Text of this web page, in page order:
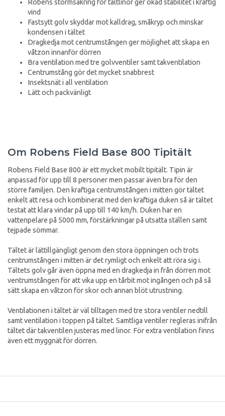
Robens stormsäkring för tältlinor ger ökad stabilitet i kraftig
vind
Fastsytt golv skyddar mot kalldrag, småkryp och minskar
kondensen i tältet
Dragkedja mot centrumstången ger möjlighet att skapa en
våtzon innanför dörren
Bra ventilation med tre golvventiler samt takventilation
Centrumstång gör det mycket snabbrest
Insektsnät i all ventilation
Lätt och packvänligt
Om Robens Field Base 800 Tipitält
Robens Field Base 800 är ett mycket mobilt tipitält. Tipin är
anpassad för upp till 8 personer men passar även bra för den
större familjen. Den kraftiga centrumstången i mitten gör tältet
enkelt att resa och kombinerat med den kraftiga duken så är tältet
testat att klara vindar på upp till 140 km/h. Duken har en
vattenpelare på 5000 mm, förstärkningar på utsatta ställen samt
tejpade sömmar.
Tältet är lättillgängligt genom den stora öppningen och trots
centrumstången i mitten är det rymligt och enkelt att röra sig i.
Tältets golv går även öppna med en dragkedja in från dörren mot
ventrumstången för att vika upp en tårbit mot ingången och på så
sätt skapa en våtzon för skor och annan blöt utrustning.
Ventilationen i tältet är väl tilltagen med tre stora ventiler nedtill
samt ventilation i toppen på tältet. Samtliga ventiler regleras inifrån
tältet där takventilen justeras med linor. För extra ventilation finns
även ett myggnät för dörren.